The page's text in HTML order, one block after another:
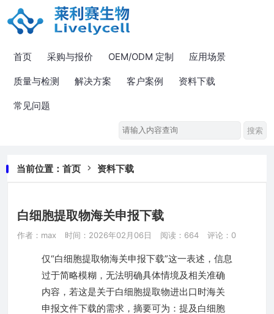
首页 采购与报价 OEM/ODM 定制 应用场景
质量与检测 解决方案 客户案例 资料下载
常见问题
当前位置： 首页 资料下载
白细胞提取物海关申报下载
作者：max 时间：2026年02月06日 阅读：664 评论：0
仅“白细胞提取物海关申报下载”这一表述，信息
过于简略模糊，无法明确具体情境及相关准确
内容，若这是关于白细胞提取物进出口时海关
申报文件下载的需求，摘要可为：提及白细胞